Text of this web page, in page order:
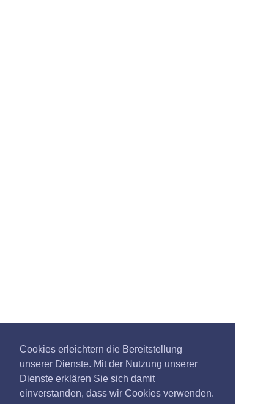
Cookies erleichtern die Bereitstellung
unserer Dienste. Mit der Nutzung unserer
Dienste erklären Sie sich damit
einverstanden, dass wir Cookies verwenden.